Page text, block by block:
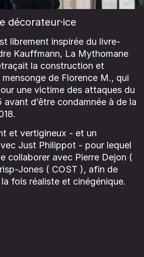
décorateur·ice
librement inspirée du livre-
Kauffmann, La Mythomane
la construction et
de Florence M., qui
une victime des attaques du
avant d’être condamnée à de la
et vertigineux - et un
Just Philippot - pour lequel
collaborer avec Pierre Dejon (
Jones ( COST ), afin de
fois réaliste et cinégénique.